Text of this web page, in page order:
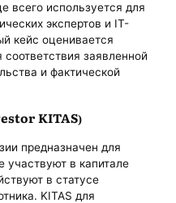
всего используется для
экспертов и IT-
кейс оценивается
заявленной
и фактической
KITAS)
предназначен для
участвуют в капитале
в статусе
KITAS для